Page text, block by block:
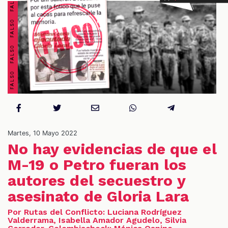
Martes, 10 Mayo 2022
No hay evidencias de que el
M-19 o Petro fueran los
autores del secuestro y
asesinato de Gloria Lara
Por Rutas del Conflicto: Luciana Rodríguez
Valderrama, Isabella Amador Agudelo, Silvia